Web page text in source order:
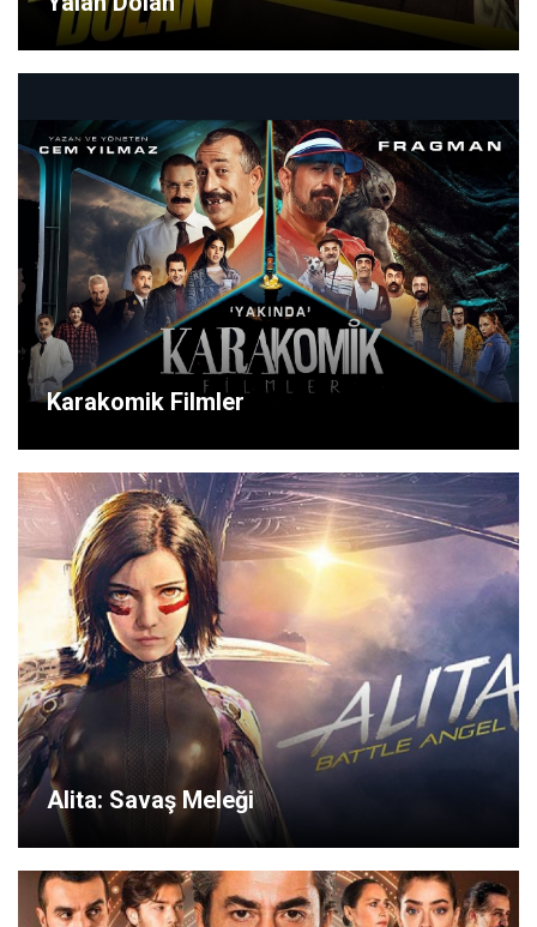
Karakomik Filmler
Alita: Savaş Meleği